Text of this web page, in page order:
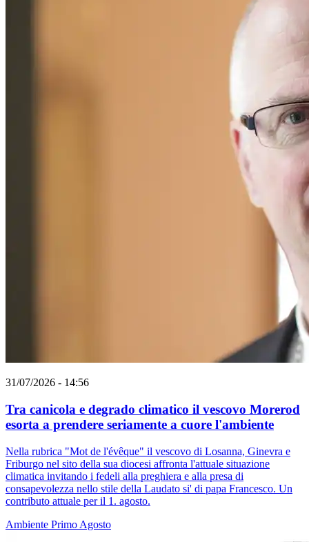
31/07/2026 - 14:56
Tra canicola e degrado climatico il vescovo Morerod
esorta a prendere seriamente a cuore l'ambiente
Nella rubrica "Mot de l'évêque" il vescovo di Losanna, Ginevra e
Friburgo nel sito della sua diocesi affronta l'attuale situazione
climatica invitando i fedeli alla preghiera e alla presa di
consapevolezza nello stile della Laudato si' di papa Francesco. Un
contributo attuale per il 1. agosto.
Ambiente Primo Agosto